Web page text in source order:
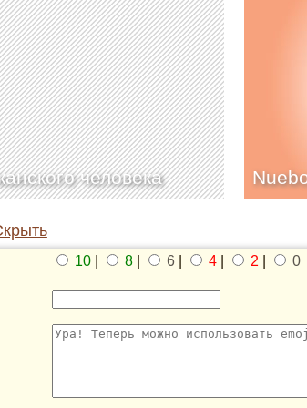
человека
10| 8| 6| 4| 2
0